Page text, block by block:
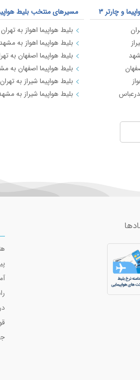
و چارتر 3
مسیرهای منتخب بلیط
بلیط هواپیما اهواز به تهران
بلیط هواپیما اهواز به مشهد
بلیط هواپیما اصفهان به
بلیط هواپیما اصفهان به
بلیط هواپیما شیراز به تهران
بلیط هواپیما شیراز به